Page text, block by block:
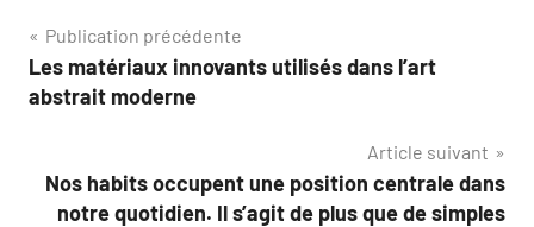
Navigation
de
Publication précédente
Les matériaux innovants utilisés dans l’art
abstrait moderne
Article suivant
Nos habits occupent une position centrale dans
notre quotidien. Il s’agit de plus que de simples